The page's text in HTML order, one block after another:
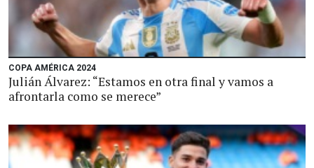
COPA AMÉRICA 2024
Julián Álvarez: “Estamos en otra final y vamos a
afrontarla como se merece”